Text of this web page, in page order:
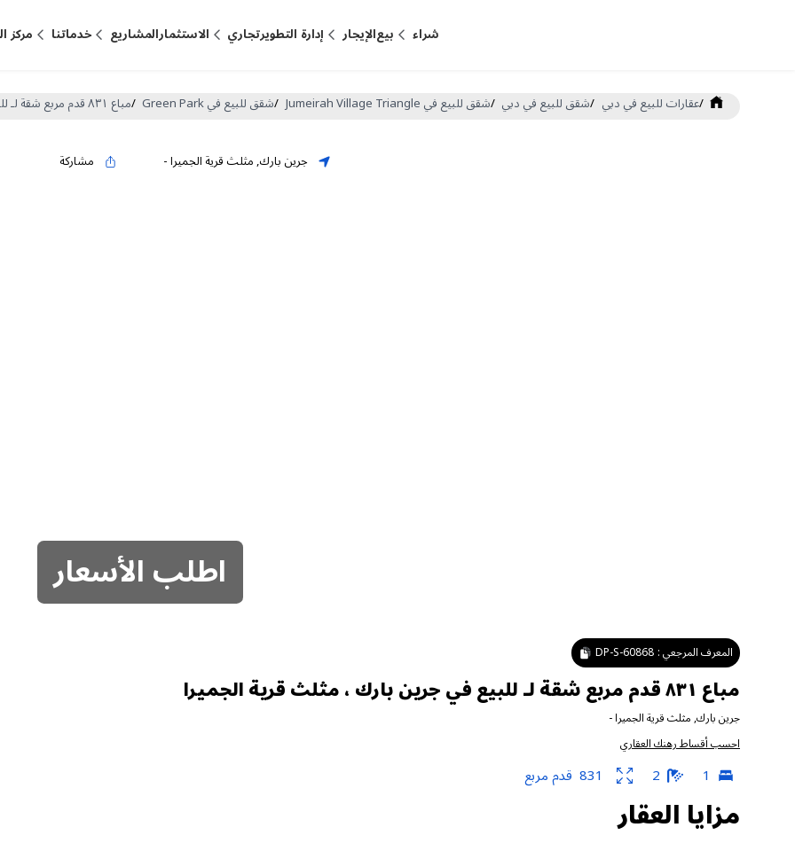
شراء بيعالإيجار إدارة التطويرتجاري الاستثمارالمشاريع خدماتنا مركز
/عقارات للبيع في دبي /شقق للبيع في دبي /شقق للبيع في Jumeirah Village Triangle /شقق للبيع في Green Park /مباع ٨٣١ قدم مربع شقة لـ للبيع في جرين بارك ، مثلث قرية الجميرا (DP-S-60868)
جرين بارك,مثلث قرية الجميرا- مشاركة
اطلب الأسعار
المعرف المرجعي : DP-S-60868
مباع ٨٣١ قدم مربع شقة لـ للبيع في جرين بارك ، مثلث قرية الجميرا
جرين بارك,مثلث قرية الجميرا-
احسب أقساط رهنك العقاري
1
2
831 قدم مربع
مزايا العقار